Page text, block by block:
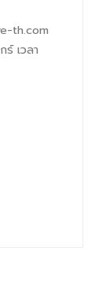
th.com
เวลา